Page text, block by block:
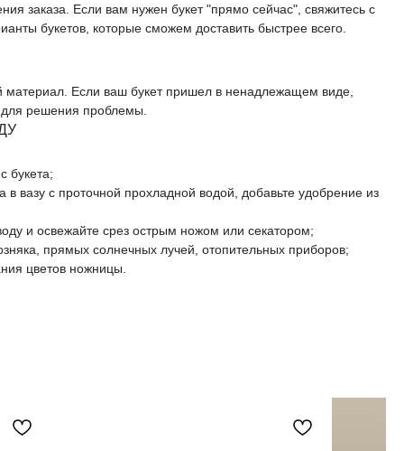
заказа. Если вам нужен букет "прямо сейчас", свяжитесь с
букетов, которые сможем доставить быстрее всего.
материал. Если ваш букет пришел в ненадлежащем виде,
решения проблемы.
букета;
в вазу с проточной прохладной водой, добавьте удобрение из
и освежайте срез острым ножом или секатором;
прямых солнечных лучей, отопительных приборов;
цветов ножницы.